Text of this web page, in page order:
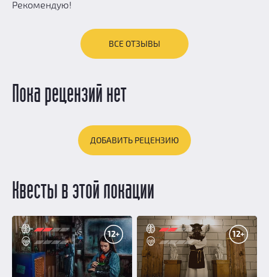
Рекомендую!
ВСЕ ОТЗЫВЫ
Пока рецензий нет
ДОБАВИТЬ РЕЦЕНЗИЮ
Квесты в этой локации
12+ 12+